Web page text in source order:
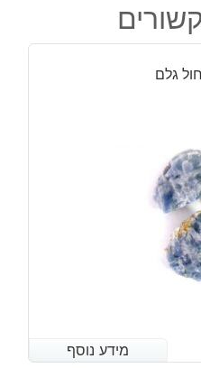
רוז
קוטר:גלם
מידע נוסף
מידע נוסף